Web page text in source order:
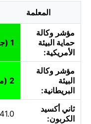
المعلمة
مؤشر وكالة
حماية البيئة
الأمريكية:
1 (جيد)
مؤشر وكالة
البيئة
البريطانية:
2 (منخفض)
ثاني أكسيد
الكربون:
µg/m³